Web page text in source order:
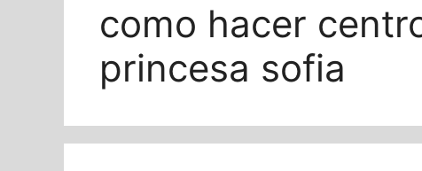
como hacer
princesa sofia